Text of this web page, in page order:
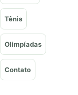
Tênis
Olimpíadas
Contato